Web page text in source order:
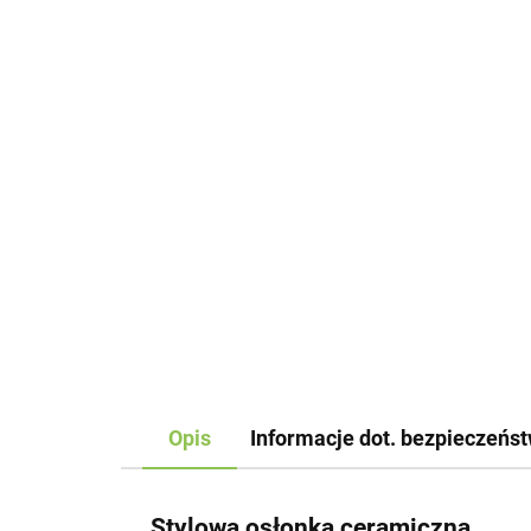
Opis Informacje dot.